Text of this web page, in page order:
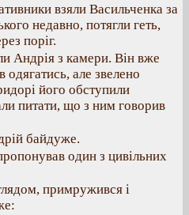
взяли Васильченка за
недавно, потягли геть,
поріг.
Андрія з камери. Він вже
але звелено
його обступили
питати, що з ним говорив
байдуже.
один з цивільних
примружився і